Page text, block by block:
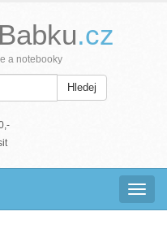
.cz
a notebooky
Hledej